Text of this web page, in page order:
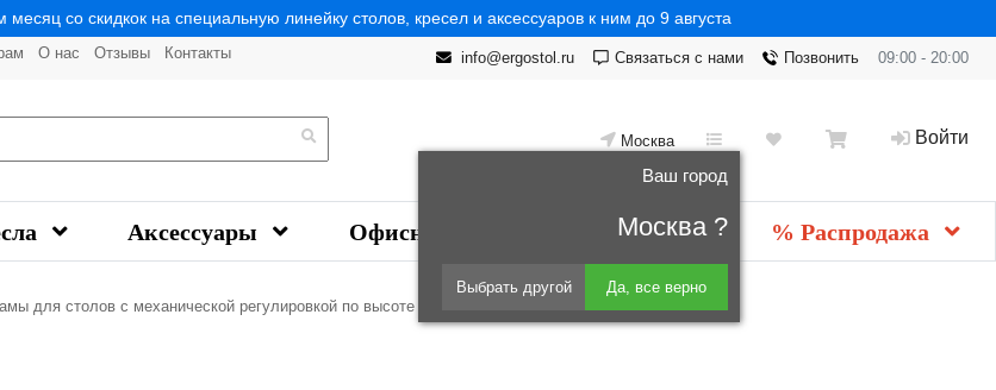
месяц со скидкок на специальную линейку столов, кресел и аксессуаров к ним до 9 августа
О нас Отзывы Контакты 09:00 - 20:00
Позвонить
Связаться с нами
info@ergostol.ru
Москва
Ваш город
Москва ?
Выбрать другой Да, все верно
Войти
Аксессуары Офисная мебель Новинки % Распродажа
для столов с механической регулировкой по высоте Рама Эргостол Регус Про